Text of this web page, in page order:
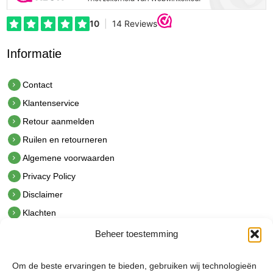
Beheer toestemming
Om de beste ervaringen te bieden, gebruiken wij technologieën
Informatie
Contact
Klantenservice
Retour aanmelden
Ruilen en retourneren
Algemene voorwaarden
Privacy Policy
Disclaimer
Klachten
hetindustriehuis B.V.